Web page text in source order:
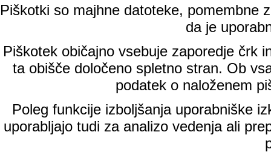
Piškotki so majhne datoteke, pomembne
da je
Piškotek običajno vsebuje zaporedje črk
ta obišče določeno spletno stran. Ob
podatek o naloženem
Poleg funkcije izboljšanja uporabniške
uporabljajo tudi za analizo vedenja ali